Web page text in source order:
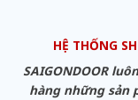
HỆ THỐNG
SAIGONDOOR
hàng những sản